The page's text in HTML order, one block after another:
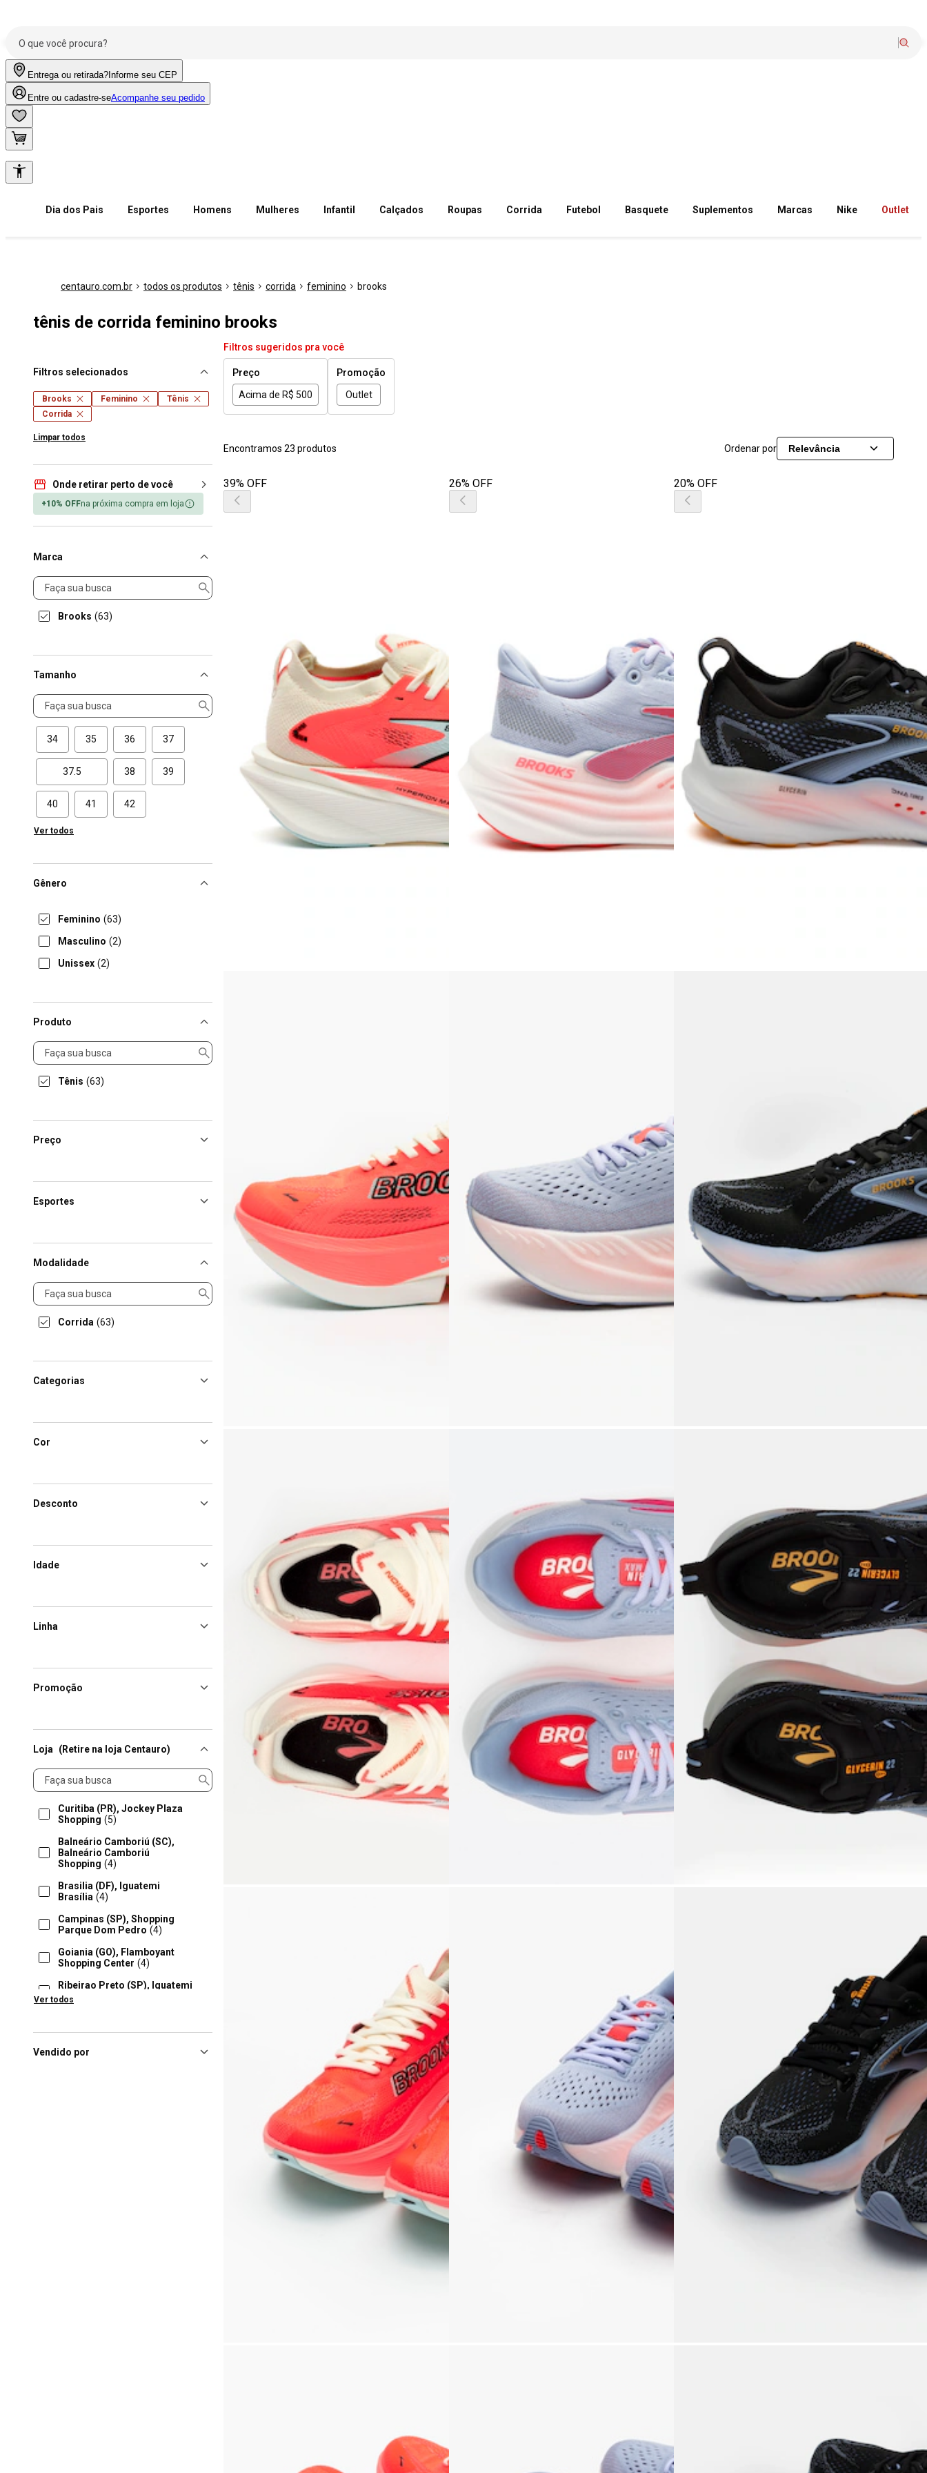
Entrega ou retirada? Informe seu CEP
Entre ou cadastre-seAcompanhe seu pedido
Dia dos Pais Esportes Homens Mulheres Infantil Calçados Roupas Corrida Futebol Basquete Suplementos Marcas Nike Outlet
centauro.com.br todos os produtos tênis corrida feminino brooks
tênis de corrida feminino brooks
Filtros selecionados
Brooks Feminino
Tênis
Corrida
Limpar todos
Onde retirar perto de você
+10% OFFna próxima compra em loja
Marca
Marca
Brooks (63)
Tamanho
Tamanho
34 35 36 37
37.5 38 39
40 41 42
Ver todos
Gênero
Feminino (63)
Masculino (2)
Unissex (2)
Produto
Produto
Tênis (63)
Preço
Esportes
Modalidade
Modalidade
Corrida (63)
Categorias
Cor
Desconto
Idade
Linha
Promoção
Loja (Retire na loja Centauro)
Loja
Curitiba (PR), Jockey Plaza
Shopping (5)
Balneário Camboriú (SC),
Balneário Camboriú
Shopping (4)
Brasilia (DF), Iguatemi
Brasília (4)
Campinas (SP), Shopping
Parque Dom Pedro (4)
Goiania (GO), Flamboyant
Shopping Center (4)
Ribeirao Preto (SP), Iguatemi
Ribeirão Preto
São Paulo (SP), Shopping
Ver todos
Vendido por
Filtros sugeridos pra você
Preço
Acima de R$ 500
Promoção
Outlet
Encontramos 23 produtos Ordenar por Relevância
39% OFF 26% OFF 20% OFF